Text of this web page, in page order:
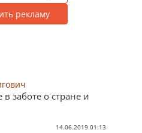
рекламу
заботе о стране и
14.06.2019 01:13